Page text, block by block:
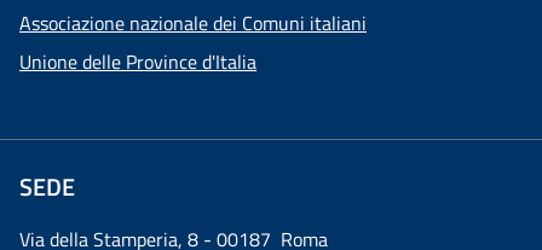
Associazione nazionale dei Comuni italiani
Unione delle Province d'Italia
SEDE
Via della Stamperia, 8 - 00187 Roma